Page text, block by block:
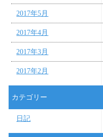
2017年5月
2017年4月
2017年3月
2017年2月
カテゴリー
日記